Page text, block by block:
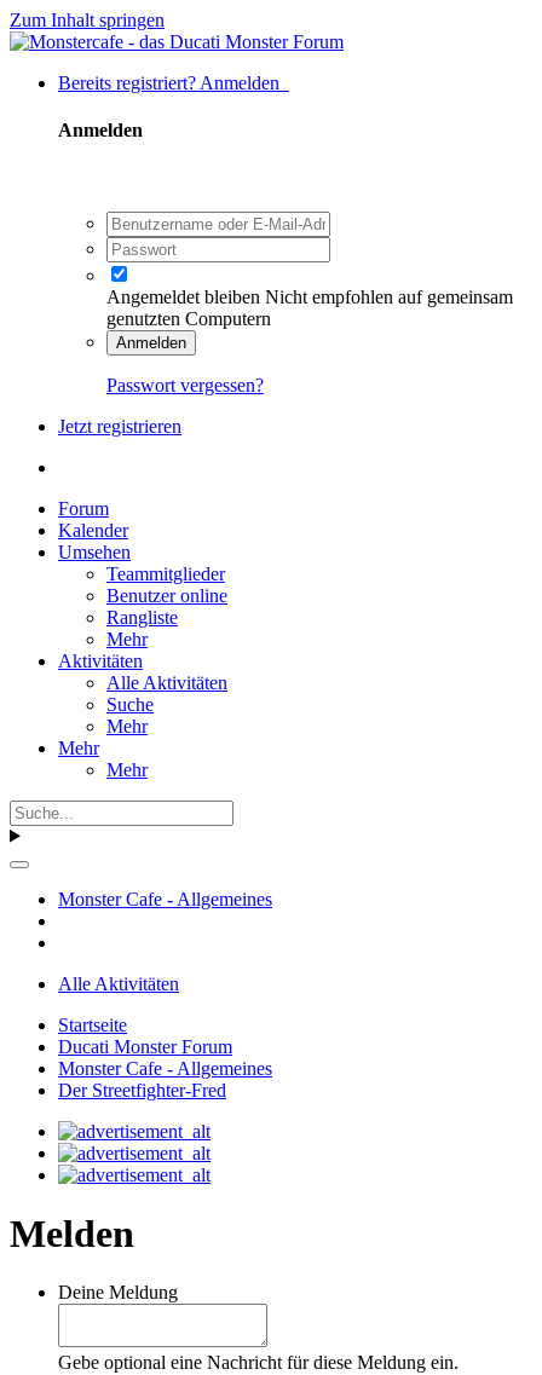
Zum Inhalt springen
Bereits registriert? Anmelden
Anmelden
Angemeldet bleiben Nicht empfohlen auf gemeinsam
genutzten Computern
Anmelden
Passwort vergessen?
Jetzt registrieren
Forum
Kalender
Umsehen
Teammitglieder
Benutzer online
Rangliste
Mehr
Aktivitäten
Alle Aktivitäten
Suche
Mehr
Mehr
Mehr
Monster Cafe - Allgemeines
Alle Aktivitäten
Startseite
Ducati Monster Forum
Monster Cafe - Allgemeines
Der Streetfighter-Fred
Melden
Deine Meldung
Gebe optional eine Nachricht für diese Meldung ein.